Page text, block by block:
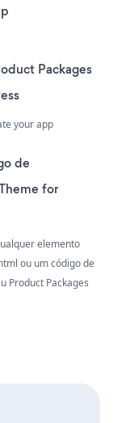
Packages
your app
de
for
elemento
ou um código de
Product Packages